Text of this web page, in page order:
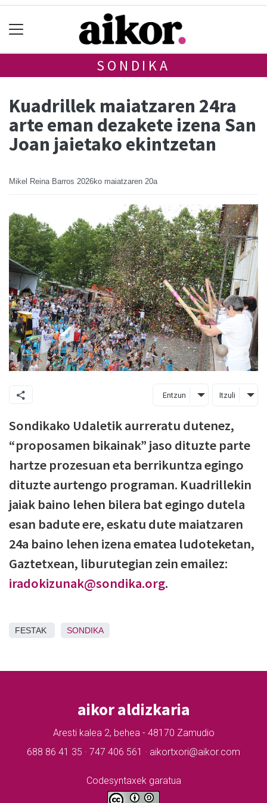
SONDIKA
Kuadrillek maiatzaren 24ra
arte eman dezakete izena San
Joan jaietako ekintzetan
Mikel Reina Barros 2026ko maiatzaren 20a
Entzun Itzuli
Sondikako Udaletik aurreratu dutenez,
“proposamen bikainak” jaso dituzte parte
hartze prozesuan eta berrikuntza egingo
dituzte aurtengo programan. Kuadrillekin
jaiak baino lehen bilera bat egingo dutela
esan badute ere, eskatu dute maiatzaren
24a baino lehen izena ematea ludoteketan,
Gaztetxean, liburutegian zein emailez:
iradokizunak@sondika.org.
FESTAK SONDIKA
aikor aldizkaria
Aresti kalea 2, behea - 48170 Zamudio
688 86 41 35 · 747 406 561 · aikortxori@aikor.com
Codesyntaxek garatua